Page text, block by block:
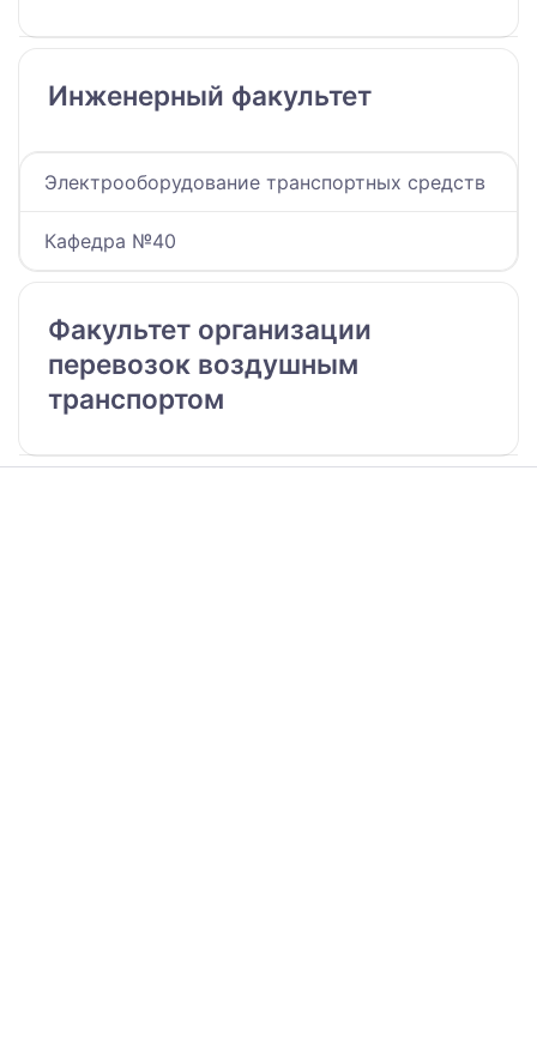
Инженерный факультет
Электрооборудование транспортных средств
Кафедра №40
Факультет организации
перевозок воздушным
транспортом